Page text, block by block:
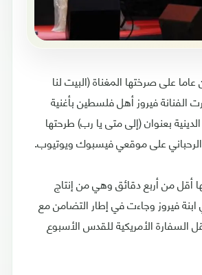
على صرختها المغناة (البيت لنا
الفنانة فيروز أهل فلسطين بأغنية
بعنوان (إلى متى يا رب) طرحتها
الرحباني على موقعي فيسبوك ويوتيوب.
أقل من أربع دقائق وهي من إنتاج
ابنة فيروز وجاءت في إطار التضامن مع
السفارة الأمريكية للقدس الأسبوع